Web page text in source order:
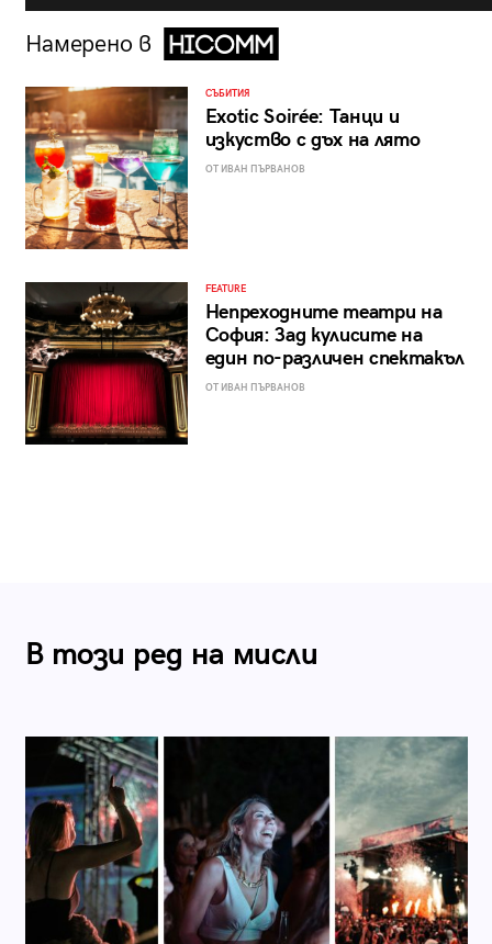
Намерено в
СЪБИТИЯ
Exotic Soirée: Танци и
изкуство с дъх на лято
ОТ ИВАН ПЪРВАНОВ
FEATURE
Непреходните театри на
София: Зад кулисите на
един по-различен спектакъл
ОТ ИВАН ПЪРВАНОВ
В този ред на мисли